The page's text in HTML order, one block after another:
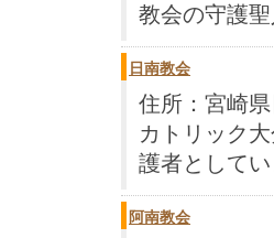
教会の守護聖
日南教会
住所：宮崎
カトリック
護者としてい
阿南教会